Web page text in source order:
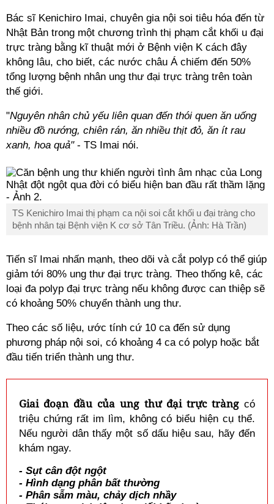
Bác sĩ Kenichiro Imai, chuyên gia nội soi tiêu hóa đến từ
Nhật Bản trong một chương trình thị phạm cắt khối u đại
trực tràng bằng kĩ thuật mới ở Bệnh viện K cách đây
không lâu, cho biết, các nước châu Á chiếm đến 50%
tổng lượng bệnh nhân ung thư đại trực tràng trên toàn
thế giới.
"Nguyên nhân chủ yếu liên quan đến thói quen ăn uống
nhiều đồ nướng, chiên rán, ăn nhiều thịt đỏ, ăn ít rau
xanh, hoa quả"- TS Imai nói.
TS Kenichiro Imai thị phạm ca nội soi cắt khối u đại tràng cho
bệnh nhân tại Bệnh viện K cơ sở Tân Triều. (Ảnh: Hà Trần)
Tiến sĩ Imai nhấn mạnh, theo dõi và cắt polyp có thể giúp
giảm tới 80% ung thư đại trực tràng. Theo thống kê, các
loại đa polyp đại trực tràng nếu không được can thiệp sẽ
có khoảng 50% chuyển thành ung thư.
Theo các số liệu, ước tính cứ 10 ca đến sử dụng
phương pháp nội soi, có khoảng 4 ca có polyp hoặc bắt
đầu tiến triển thành ung thư.
Giai đoạn đầu của ung thư đại trực tràngcó
triệu chứng rất im lìm, không có biểu hiện cụ thể.
Nếu người dân thấy một số dấu hiệu sau, hãy đến
khám ngay.
- Sụt cân đột ngột
- Hình dạng phân bất thường
- Phân sẫm màu, chảy dịch nhầy